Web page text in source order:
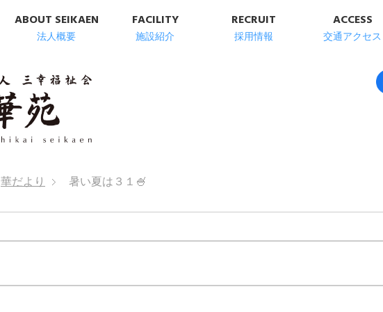
ABOUT SEIKAEN
法人概要
FACILITY
施設紹介
RECRUIT
採用情報
ACCESS
交通アクセス
明石市の高齢者総合福
華だより 暑い夏は３１🍧